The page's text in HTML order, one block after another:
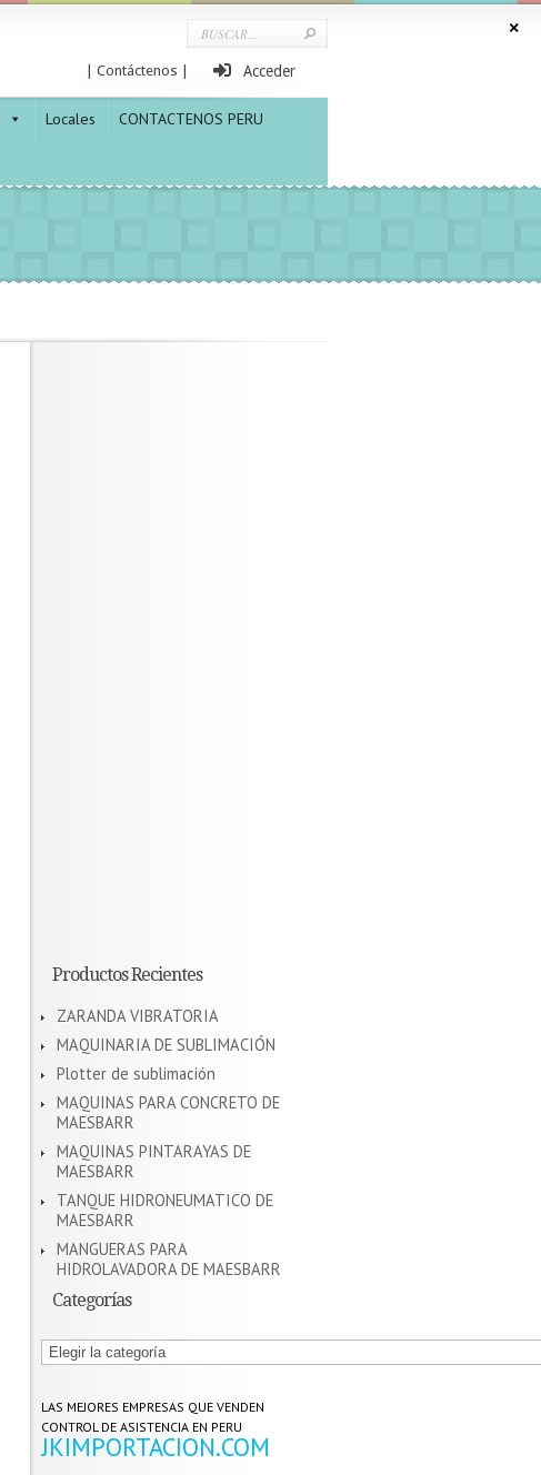
| Contáctenos | Acceder
Locales CONTACTENOS PERU
Productos Recientes
ZARANDA VIBRATORIA
MAQUINARIA DE SUBLIMACIÓN
Plotter de sublimación
MAQUINAS PARA CONCRETO DE
MAESBARR
MAQUINAS PINTARAYAS DE
MAESBARR
TANQUE HIDRONEUMATICO DE
MAESBARR
MANGUERAS PARA
HIDROLAVADORA DE MAESBARR
Categorías
Categorías
LAS MEJORES EMPRESAS QUE VENDEN
CONTROL DE ASISTENCIA EN PERU
JKIMPORTACION.COM